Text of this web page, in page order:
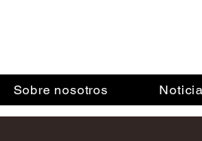
Sobre nosotros